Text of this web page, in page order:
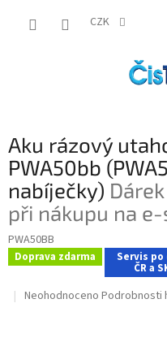
CZK
Aku rázový
PWA50bb
nabíječky)
při nákupu na
PWA50BB
Doprava zdarma Servis po
ČR a
Průměrné
Neohodnoceno Podrobnosti